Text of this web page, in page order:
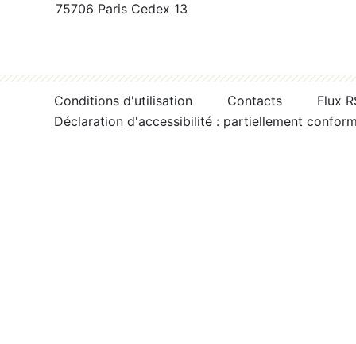
75706 Paris Cedex 13
Conditions d'utilisation Contacts
Flux
Déclaration d'accessibilité : partiellement